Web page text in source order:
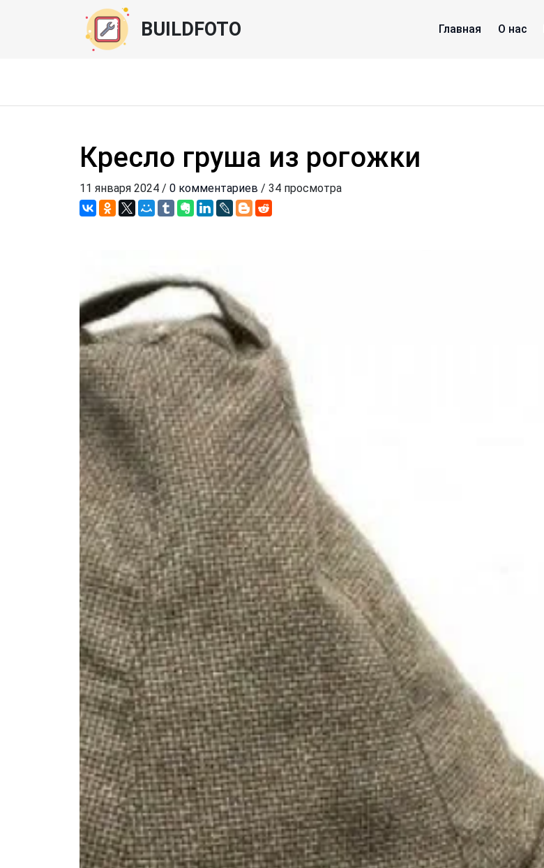
BUILDFOTO Главная О нас
Кресло груша из рогожки
11 января 2024 / 0 комментариев / 34 просмотра